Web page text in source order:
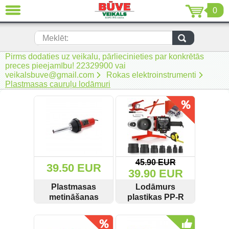
0
Meklēt:
Pirms dodaties uz veikalu, pārliecinieties par konkrētās
preces pieejamību! 22329900 vai
veikalsbuve@gmail.com
Rokas elektroinstrumenti
Plastmasas cauruļu lodāmuri
39.50 EUR
Plastmasas
metināšanas
KD863
SKATĪT PIRKT
45.90 EUR
39.90 EUR
Lodāmurs
plastikas PP-R
/16-63 Marpol
SKATĪT PIRKT
AIZVĒRT
Jaunumi (230)
Akumulatora instrumenti (205)
Akumulatoru lādētāji un piederumi
Auto ķīmija un piederumi kopšanai
Elektroinstrumenti (69)
Rokas elektroinstrumenti (2)